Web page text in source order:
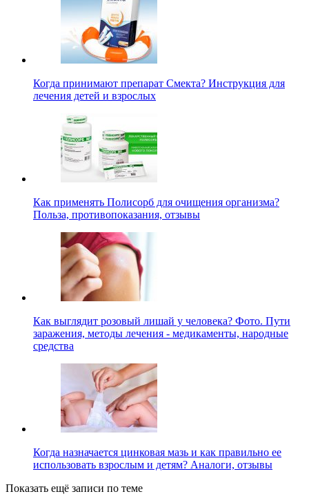
Когда принимают препарат Смекта? Инструкция для
лечения детей и взрослых
Как применять Полисорб для очищения организма?
Польза, противопоказания, отзывы
Как выглядит розовый лишай у человека? Фото. Пути
заражения, методы лечения - медикаменты, народные
средства
Когда назначается цинковая мазь и как правильно ее
использовать взрослым и детям? Аналоги, отзывы
Показать ещё записи по теме